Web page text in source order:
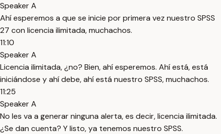
Speaker A
Ahí esperemos a que se inicie por primera vez nuestro SPSS
27 con licencia ilimitada, muchachos.
11:10
Speaker A
Licencia ilimitada, ¿no? Bien, ahí esperemos. Ahí está, está
iniciándose y ahí debe, ahí está nuestro SPSS, muchachos.
11:25
Speaker A
No les va a generar ninguna alerta, es decir, licencia ilimitada.
¿Se dan cuenta? Y listo, ya tenemos nuestro SPSS.